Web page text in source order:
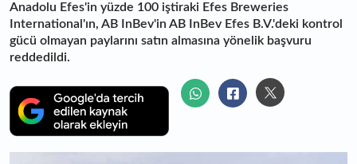
Anadolu Efes'in yüzde 100 iştiraki Efes Breweries
International'ın, AB InBev'in AB InBev Efes B.V.'deki kontrol
gücü olmayan paylarını satın almasına yönelik başvuru
reddedildi.